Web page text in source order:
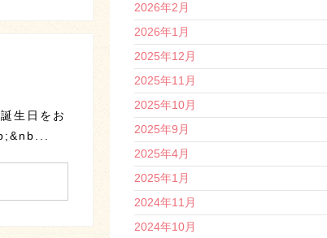
生日をお
2026年2月
2026年1月
2025年12月
2025年11月
2025年10月
2025年9月
2025年4月
2025年1月
2024年11月
2024年10月